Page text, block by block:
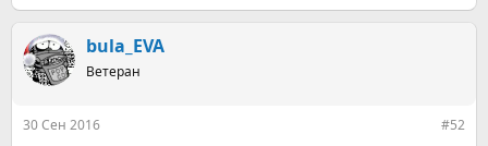
bula_EVA
Ветеран
30 Сен 2016 #52